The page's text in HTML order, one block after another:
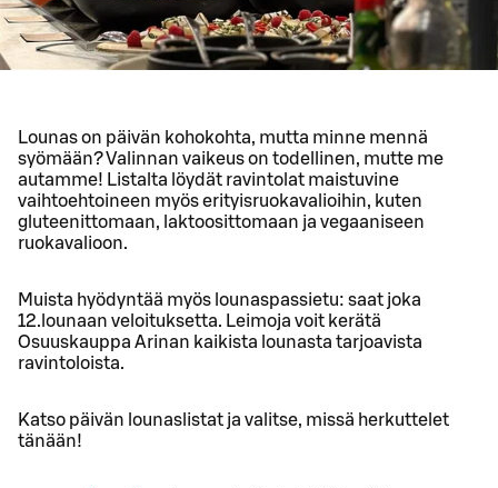
Lounas on päivän kohokohta, mutta minne mennä
syömään? Valinnan vaikeus on todellinen, mutte me
autamme! Listalta löydät ravintolat maistuvine
vaihtoehtoineen myös erityisruokavalioihin, kuten
gluteenittomaan, laktoosittomaan ja vegaaniseen
ruokavalioon.
Muista hyödyntää myös lounaspassietu: saat joka
12.lounaan veloituksetta. Leimoja voit kerätä
Osuuskauppa Arinan kaikista lounasta tarjoavista
ravintoloista.
Katso päivän lounaslistat ja valitse, missä herkuttelet
tänään!